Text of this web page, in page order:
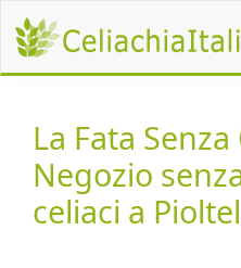
La Fata
Negozio
celiaci a